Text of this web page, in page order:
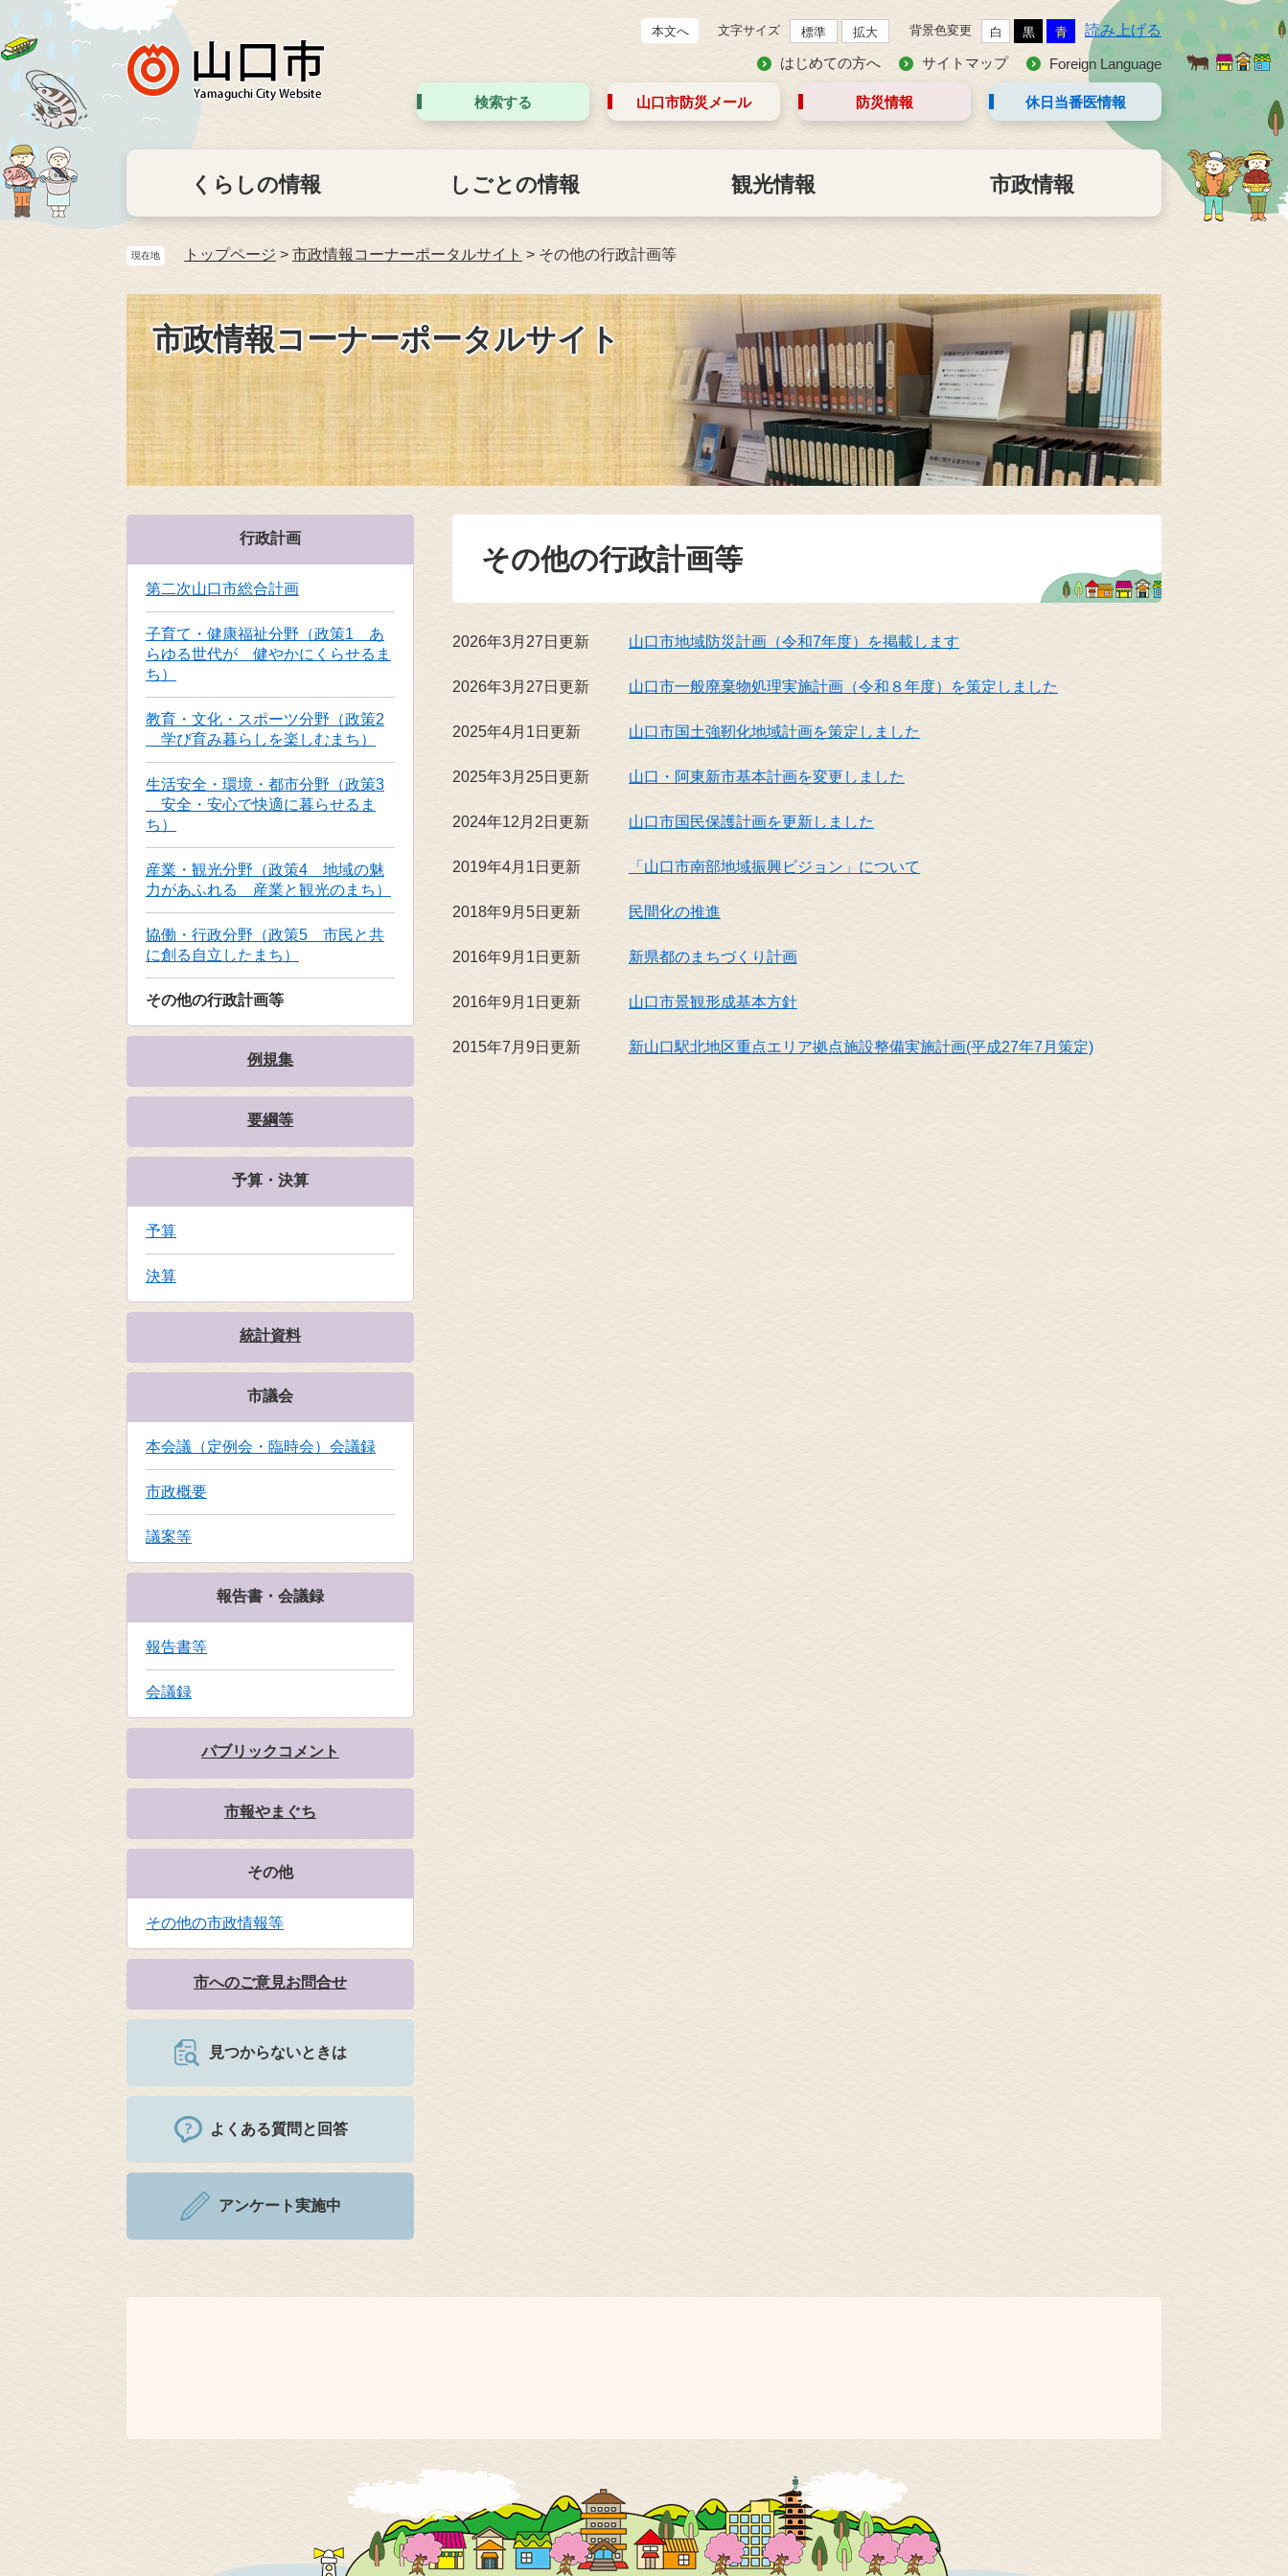
本文へ 文字サイズ 標準 拡大 背景色変更 白 黒 青 読み上げる
はじめての方へ サイトマップ Foreign Language
検索する 山口市防災 メール 防災情報 休日当番医情報
くらしの情報 しごとの情報 観光情報 市政情報
現在地 トップページ > 市政情報コーナーポータルサイト > その他の行政計画等
市政情報コーナーポータルサイト
その他の行政計画等
2026年3月27日更新 山口市地域防災計画（令和7年度）を掲載します
2026年3月27日更新 山口市一般廃棄物処理実施計画（令和８年度）を策定しました
2025年4月1日更新 山口市国土強靭化地域計画を策定しました
2025年3月25日更新 山口・阿東新市基本計画を変更しました
2024年12月2日更新 山口市国民保護計画を更新しました
2019年4月1日更新 「山口市南部地域振興ビジョン」について
2018年9月5日更新 民間化の推進
2016年9月1日更新 新県都のまちづくり計画
2016年9月1日更新 山口市景観形成基本方針
2015年7月9日更新 新山口駅北地区重点エリア拠点施設整備実施計画(平成27年7月策定)
行政計画
第二次山口市総合計画
子育て・健康福祉分野（政策1 あ
らゆる世代が 健やかにくらせるま
ち）
教育・文化・スポーツ分野（政策2
学び育み暮らしを楽しむまち）
生活安全・環境・都市分野（政策3
安全・安心で快適に暮らせるま
ち）
産業・観光分野（政策4 地域の魅
力があふれる 産業と観光のまち）
協働・行政分野（政策5 市民と共
に創る自立したまち）
その他の行政計画等
例規集
要綱等
予算・決算
予算
決算
統計資料
市議会
本会議（定例会・臨時会）会議録
市政概要
議案等
報告書・会議録
報告書等
会議録
パブリックコメント
市報やまぐち
その他
その他の市政情報等
市へのご意見お問合せ
見つからないときは
よくある質問と回答
アンケート実施中